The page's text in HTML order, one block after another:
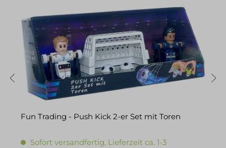
Fun Trading - Push Kick 2-er Set mit Toren
Sofort versandfertig, Lieferzeit ca. 1-3